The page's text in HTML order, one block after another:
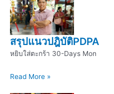
สรุปแนวปฎิบัติPDPA
หยิบใส่ตะกร้า 30-Days Mon
Read More »